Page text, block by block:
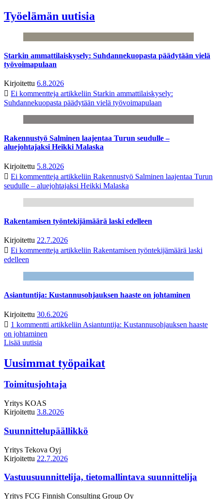
Työelämän uutisia
Starkin ammattilaiskysely: Suhdannekuopasta päädytään vielä
työvoimapulaan
Kirjoitettu 6.8.2026
Ei kommentteja artikkeliin Starkin ammattilaiskysely:
Suhdannekuopasta päädytään vielä työvoimapulaan
Rakennustyö Salminen laajentaa Turun seudulle –
aluejohtajaksi Heikki Malaska
Kirjoitettu 5.8.2026
Ei kommentteja artikkeliin Rakennustyö Salminen laajentaa Turun
seudulle – aluejohtajaksi Heikki Malaska
Rakentamisen työntekijämäärä laski edelleen
Kirjoitettu 22.7.2026
Ei kommentteja artikkeliin Rakentamisen työntekijämäärä laski
edelleen
Asiantuntija: Kustannusohjauksen haaste on johtaminen
Kirjoitettu 30.6.2026
1 kommentti artikkeliin Asiantuntija: Kustannusohjauksen haaste
on johtaminen
Lisää uutisia
Uusimmat työpaikat
Toimitusjohtaja
Yritys KOAS
Kirjoitettu 3.8.2026
Suunnittelupäällikkö
Yritys Tekova Oyj
Kirjoitettu 22.7.2026
Vastuusuunnittelija, tietomallintava suunnittelija
Yritys FCG Finnish Consulting Group Oy